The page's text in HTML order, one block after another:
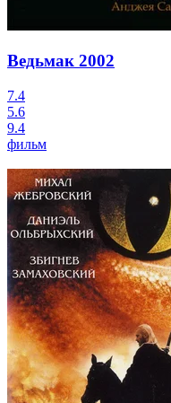
Ведьмак 2002
7.4
5.6
9.4
фильм